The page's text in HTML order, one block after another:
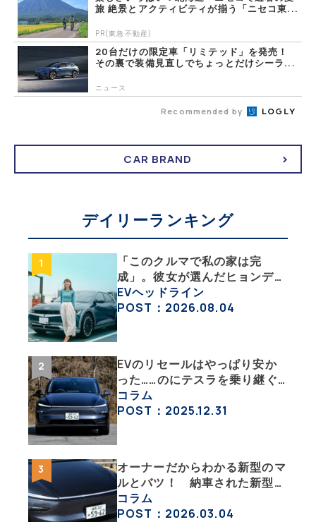
旅 絶景とアクティビティが揃う「ニセコ東...
PR(東急不動産)
20台だけの限定車「リミテッド」を発売！
その裏で装備見直しでちょっとだけシーラ...
ニュース
Recommended by
CAR BRAND
デイリーランキング
「このクルマで私の家は完
成」。彼女が選んだヒョンデ
「IONIQ 5」の「エネルギーハ
ック」な生活【ななみんEVレ
EVヘッドライン
POST：2026.08.04
EVのリセールはやっぱり安か
った……のにテスラを乗り継ぐ
ってどういうこと？ 【テスラ
沼にはまった大学教授のEV生
コラム
POST：2025.12.31
オーナーだからわかる新型のマ
ルとバツ！ 納車された新型を
旧型モデルＹと細部まで比べて
みた【テスラ沼にはまった大学
コラム
POST：2026.03.04